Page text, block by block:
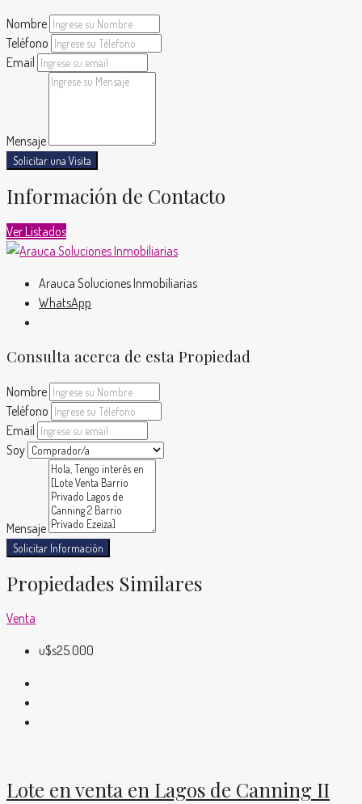
Nombre
Teléfono
Email
Mensaje
Solicitar una Visita
Información de Contacto
Ver Listados
Arauca Soluciones Inmobiliarias
WhatsApp
Consulta acerca de esta Propiedad
Nombre
Teléfono
Email
Soy
Mensaje
Solicitar Información
Propiedades Similares
Venta
u$s25.000
Lote en venta en Lagos de Canning II